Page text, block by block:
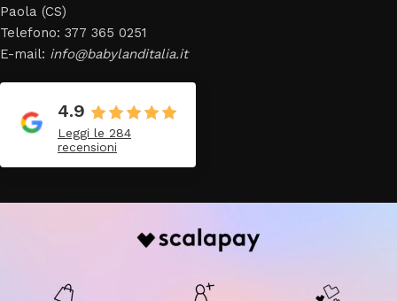
Paola (CS)
Telefono: 377 365 0251
E-mail: info@babylanditalia.it
4.9
Leggi le 284
recensioni